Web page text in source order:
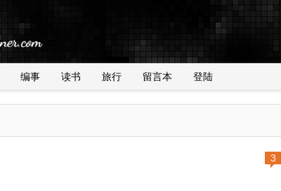
编事 读书 旅行 留言本 登陆
3